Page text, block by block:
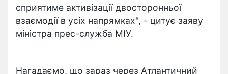
сприятиме активізації двосторонньої
взаємодії в усіх напрямках", - цитує заяву
міністра прес-служба МІУ.
Нагадаємо, що зараз через Атлантичний